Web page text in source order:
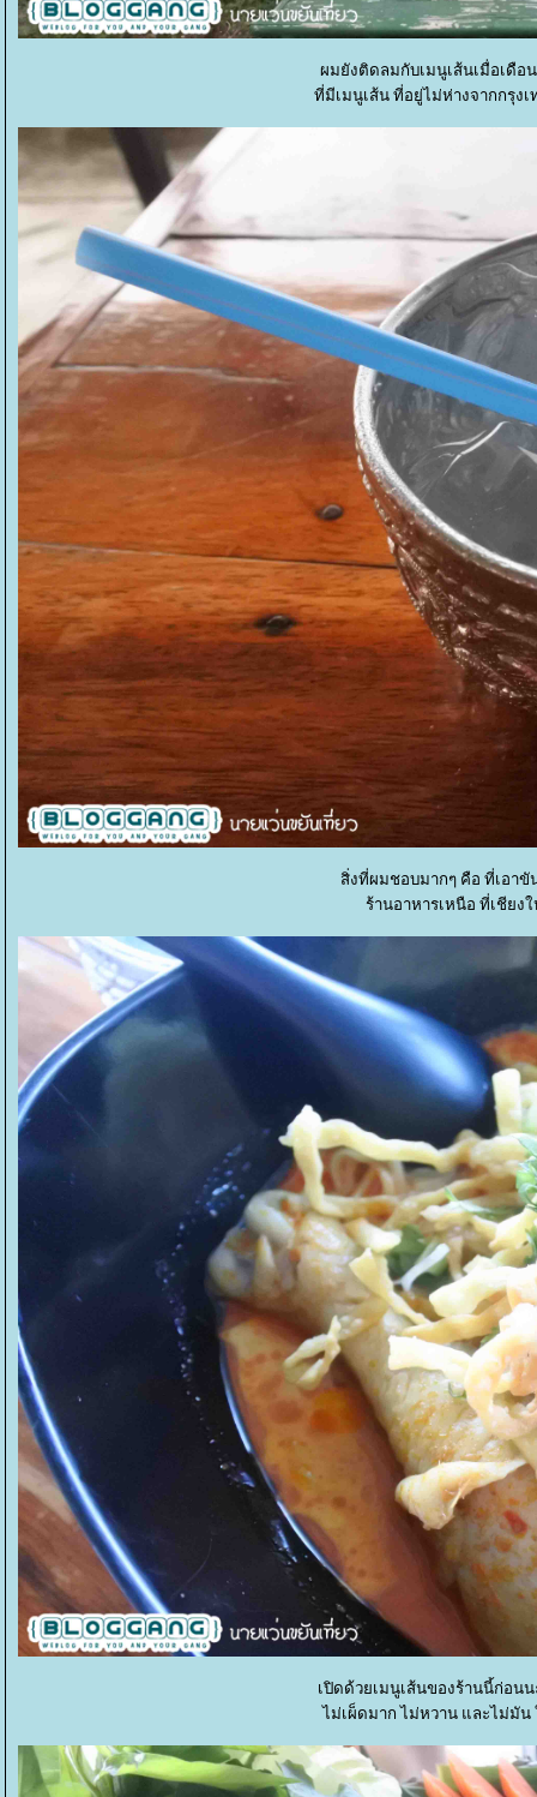
ผมยังติดลมกับเมนูเส้นเมื่อเดือ
ที่มีเมนูเส้น ที่อยู่ไม่ห่างจากกรุง
สิ่งที่ผมชอบมากๆ คือ ที่เอา
ร้านอาหารเหนือ ที่เชียง
เปิดด้วยเมนูเส้นของร้านนี้ก่อน
ไม่เผ็ดมาก ไม่หวาน และไม่มั